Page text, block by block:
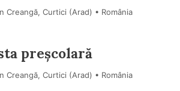
Creangă, Curtici (Arad) • România
preșcolară
Creangă, Curtici (Arad) • România